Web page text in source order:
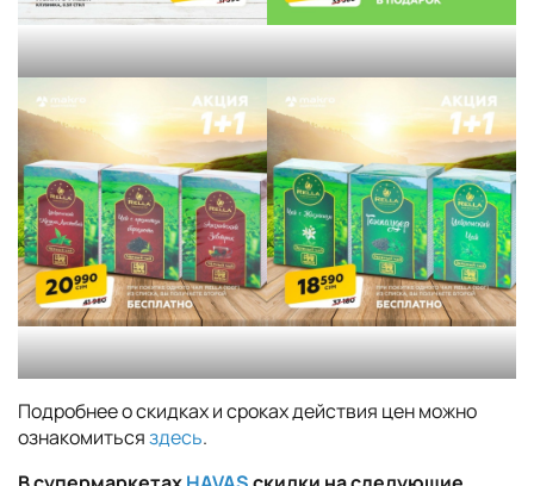
Подробнее о скидках и сроках действия цен можно
ознакомитьсяздесь.